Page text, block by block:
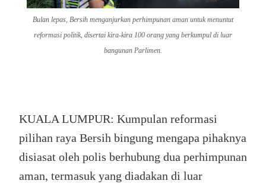
Bulan lepas, Bersih menganjurkan perhimpunan aman untuk menuntut
reformasi politik, disertai kira-kira 100 orang yang berkumpul di luar
bangunan Parlimen.
KUALA LUMPUR: Kumpulan reformasi
pilihan raya Bersih bingung mengapa pihaknya
disiasat oleh polis berhubung dua perhimpunan
aman, termasuk yang diadakan di luar